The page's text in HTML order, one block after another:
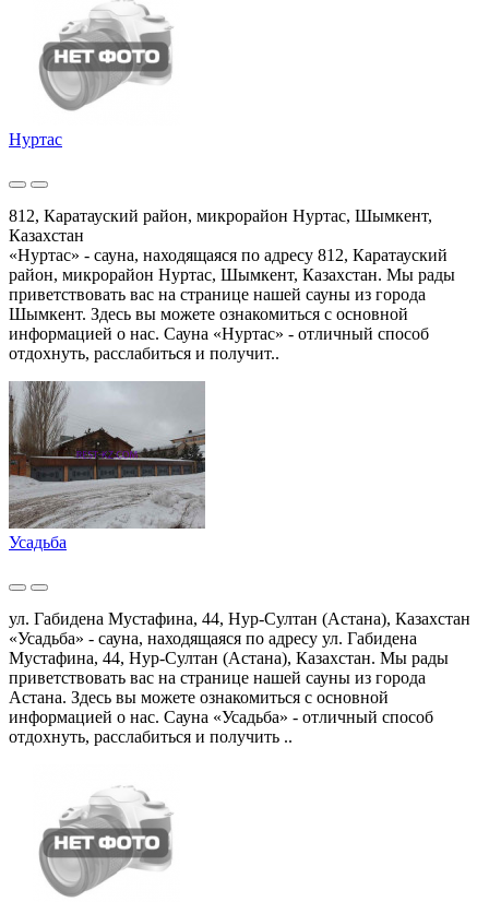
Нуртас
812, Каратауский район, микрорайон Нуртас, Шымкент,
Казахстан
«Нуртас» - сауна, находящаяся по адресу 812, Каратауский
район, микрорайон Нуртас, Шымкент, Казахстан. Мы рады
приветствовать вас на странице нашей сауны из города
Шымкент. Здесь вы можете ознакомиться с основной
информацией о нас. Сауна «Нуртас» - отличный способ
отдохнуть, расслабиться и получит..
Усадьба
ул. Габидена Мустафина, 44, Нур-Султан (Астана), Казахстан
«Усадьба» - сауна, находящаяся по адресу ул. Габидена
Мустафина, 44, Нур-Султан (Астана), Казахстан. Мы рады
приветствовать вас на странице нашей сауны из города
Астана. Здесь вы можете ознакомиться с основной
информацией о нас. Сауна «Усадьба» - отличный способ
отдохнуть, расслабиться и получить ..